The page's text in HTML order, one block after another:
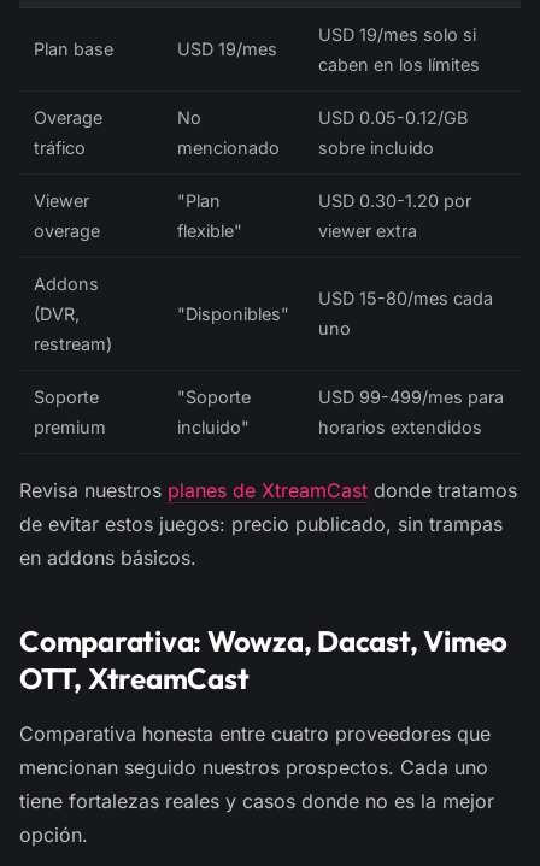
Plan base USD 19/mes
USD 19/mes solo si
caben en los límites
Overage
tráfico
No
mencionado
USD 0.05-0.12/GB
sobre incluido
Viewer
overage
"Plan
flexible"
USD 0.30-1.20 por
viewer extra
Addons
(DVR,
restream)
"Disponibles"
USD 15-80/mes cada
uno
Soporte
premium
"Soporte
incluido"
USD 99-499/mes para
horarios extendidos
Revisa nuestros planes de XtreamCast donde tratamos
de evitar estos juegos: precio publicado, sin trampas
en addons básicos.
Comparativa: Wowza, Dacast, Vimeo
OTT, XtreamCast
Comparativa honesta entre cuatro proveedores que
mencionan seguido nuestros prospectos. Cada uno
tiene fortalezas reales y casos donde no es la mejor
opción.